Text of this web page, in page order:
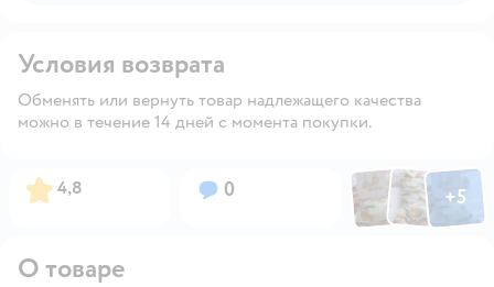
Условия возврата
Обменять или вернуть товар надлежащего качества
можно в течение 14 дней с момента покупки.
Рейтинг:
4,8 Вопросов:
0 ФотоФотоФото
+5
Открыть
О товаре